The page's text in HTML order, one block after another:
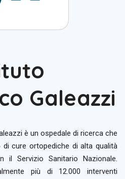
Galeazzi
è un ospedale di ricerca che
cure ortopediche di alta qualità
il Servizio Sanitario Nazionale.
più di 12.000 interventi